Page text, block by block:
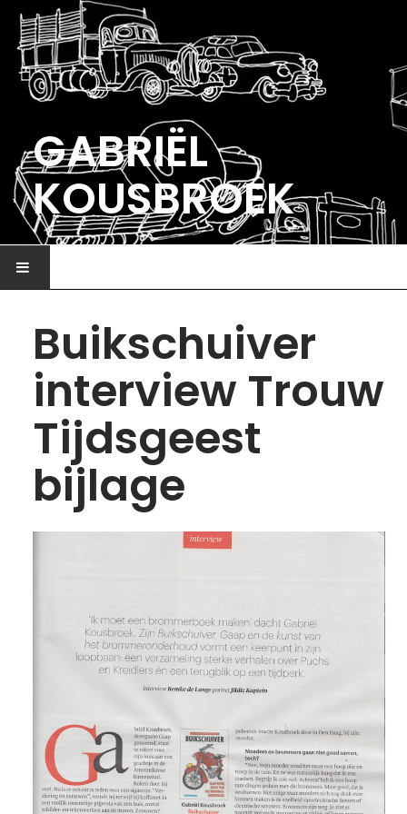
GABRIËL
KOUSBROEK
HOME
ILLUSTRATIE
STRIPS
VRIJ WERK
ANI
PUBLICATIES
IN DE MEDIA
Buikschuiver
interview Trouw
Tijdsgeest
bijlage